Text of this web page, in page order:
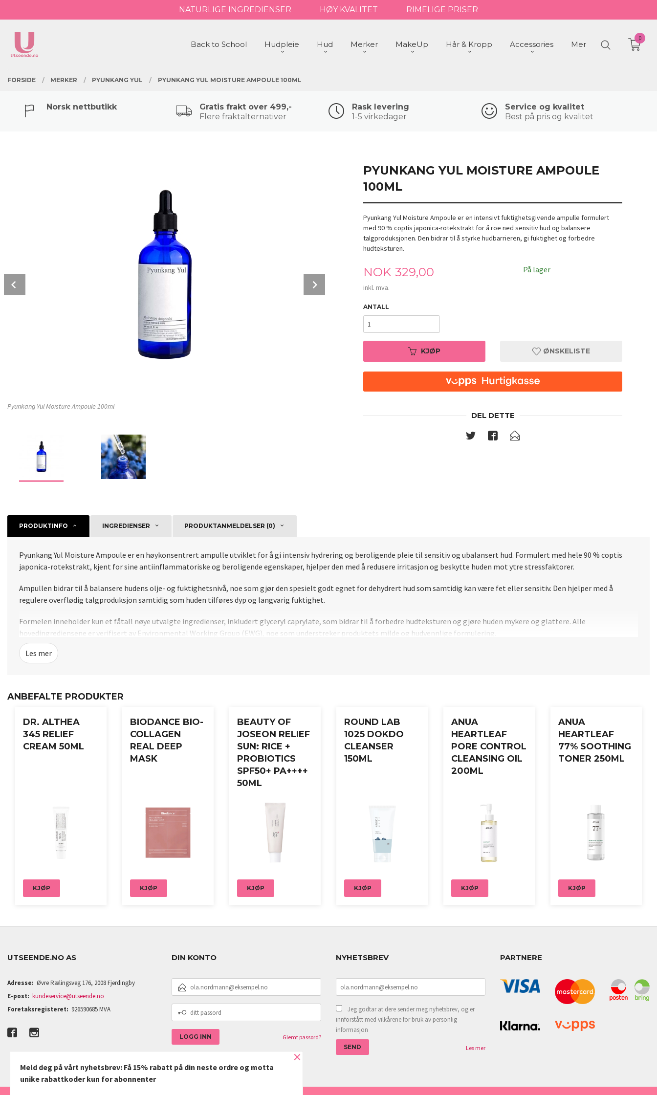
til
NATURLIGE INGREDIENSER HØY KVALITET RIMELIGE PRISER
PRODUKTER
Back to School Hudpleie Hud Merker MakeUp Hår & Kropp Accessories Mer
0
FORSIDE MERKER PYUNKANG YUL PYUNKANG YUL MOISTURE AMPOULE 100ML
Norsk nettbutikk
Gratis frakt over 499,-
Flere fraktalternativer
Rask levering
1-5 virkedager
Service og kvalitet
Best på pris og kvalitet
Pyunkang Yul Moisture Ampoule 100ml
PYUNKANG YUL MOISTURE AMPOULE
100ML
Pyunkang Yul Moisture Ampoule er en intensivt fuktighetsgivende ampulle formulert
med 90 % coptis japonica-rotekstrakt for å roe ned sensitiv hud og balansere
talgproduksjonen. Den bidrar til å styrke hudbarrieren, gi fuktighet og forbedre
hudteksturen.
Pris
NOK 329,00
inkl. mva.
På lager
ANTALL
KJØP ØNSKELISTE
DEL DETTE
PRODUKTINFO INGREDIENSER PRODUKTANMELDELSER (0)
Pyunkang Yul Moisture Ampoule er en høykonsentrert ampulle utviklet for å gi intensiv hydrering og beroligende pleie til sensitiv og ubalansert hud. Formulert med hele 90 % coptis
japonica-rotekstrakt, kjent for sine antiinflammatoriske og beroligende egenskaper, hjelper den med å redusere irritasjon og beskytte huden mot ytre stressfaktorer.
Ampullen bidrar til å balansere hudens olje- og fuktighetsnivå, noe som gjør den spesielt godt egnet for dehydrert hud som samtidig kan være fet eller sensitiv. Den hjelper med å
regulere overflødig talgproduksjon samtidig som huden tilføres dyp og langvarig fuktighet.
Formelen inneholder kun et fåtall nøye utvalgte ingredienser, inkludert glyceryl caprylate, som bidrar til å forbedre hudteksturen og gjøre huden mykere og glattere. Alle
hovedingrediensene er verifisert av Environmental Working Group (EWG), noe som understreker produktets milde og hudvennlige formulering.
Den rike, honninglignende teksturen fester seg godt til huden og gir en kjølende og beroligende effekt uten å føles klissete. Resultatet er en sunnere, mer balansert hud med forbedret
elastisitet og glød.
Les mer
ANBEFALTE PRODUKTER
DR. ALTHEA
345 RELIEF
CREAM 50ML
KJØP
BIODANCE BIO-
COLLAGEN
REAL DEEP
MASK
KJØP
BEAUTY OF
JOSEON RELIEF
SUN: RICE +
PROBIOTICS
SPF50+ PA++++
50ML
KJØP
ROUND LAB
1025 DOKDO
CLEANSER
150ML
KJØP
ANUA
HEARTLEAF
PORE CONTROL
CLEANSING OIL
200ML
KJØP
ANUA
HEARTLEAF
77% SOOTHING
TONER 250ML
KJØP
UTSEENDE.NO AS
Adresse: Øvre Rælingsveg 176, 2008 Fjerdingby
E-post: kundeservice@utseende.no
Foretaksregisteret: 926590685 MVA
DIN KONTO
POSTADRESSE
PASSORD
Glemt passord?
NYHETSBREV
Jeg godtar at dere sender meg nyhetsbrev, og er
innforstått med vilkårene for bruk av personlig
informasjon
Les mer
PARTNERE
×
Meld deg på vårt nyhetsbrev: Få 15% rabatt på din neste ordre og motta
unike rabattkoder kun for abonnenter